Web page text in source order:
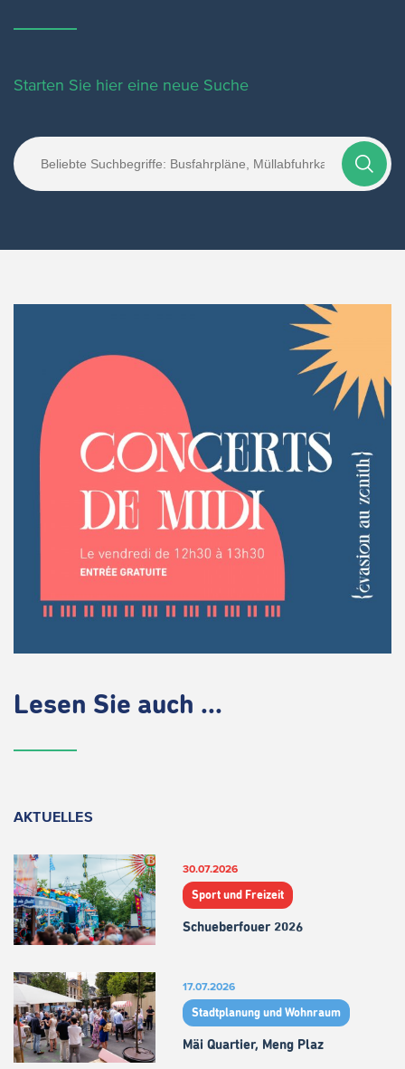
Starten Sie hier eine neue Suche
Lesen Sie auch ...
AKTUELLES
30.07.2026
Sport und Freizeit
Schueberfouer 2026
17.07.2026
Stadtplanung und Wohnraum
Mäi Quartier, Meng Plaz